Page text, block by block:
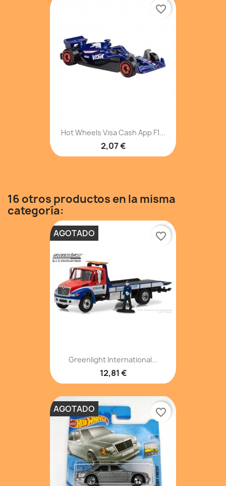
Hot Wheels Visa Cash App F1...
2,07 €
favorite_border
16 otros productos en la misma
categoría:
Greenlight International...
12,81 €
AGOTADO favorite_border
AGOTADO favorite_border